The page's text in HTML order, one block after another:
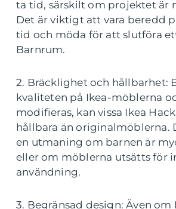
ta tid, särskilt om projektet är
Det är viktigt att vara beredd
tid och möda för att slutföra
Barnrum.
2. Bräcklighet och hållbarhet:
kvaliteten på Ikea-möblerna
modifieras, kan vissa Ikea
hållbara än originalmöblerna.
en utmaning om barnen är
eller om möblerna utsätts för
användning.
3. Begränsad design: Även om